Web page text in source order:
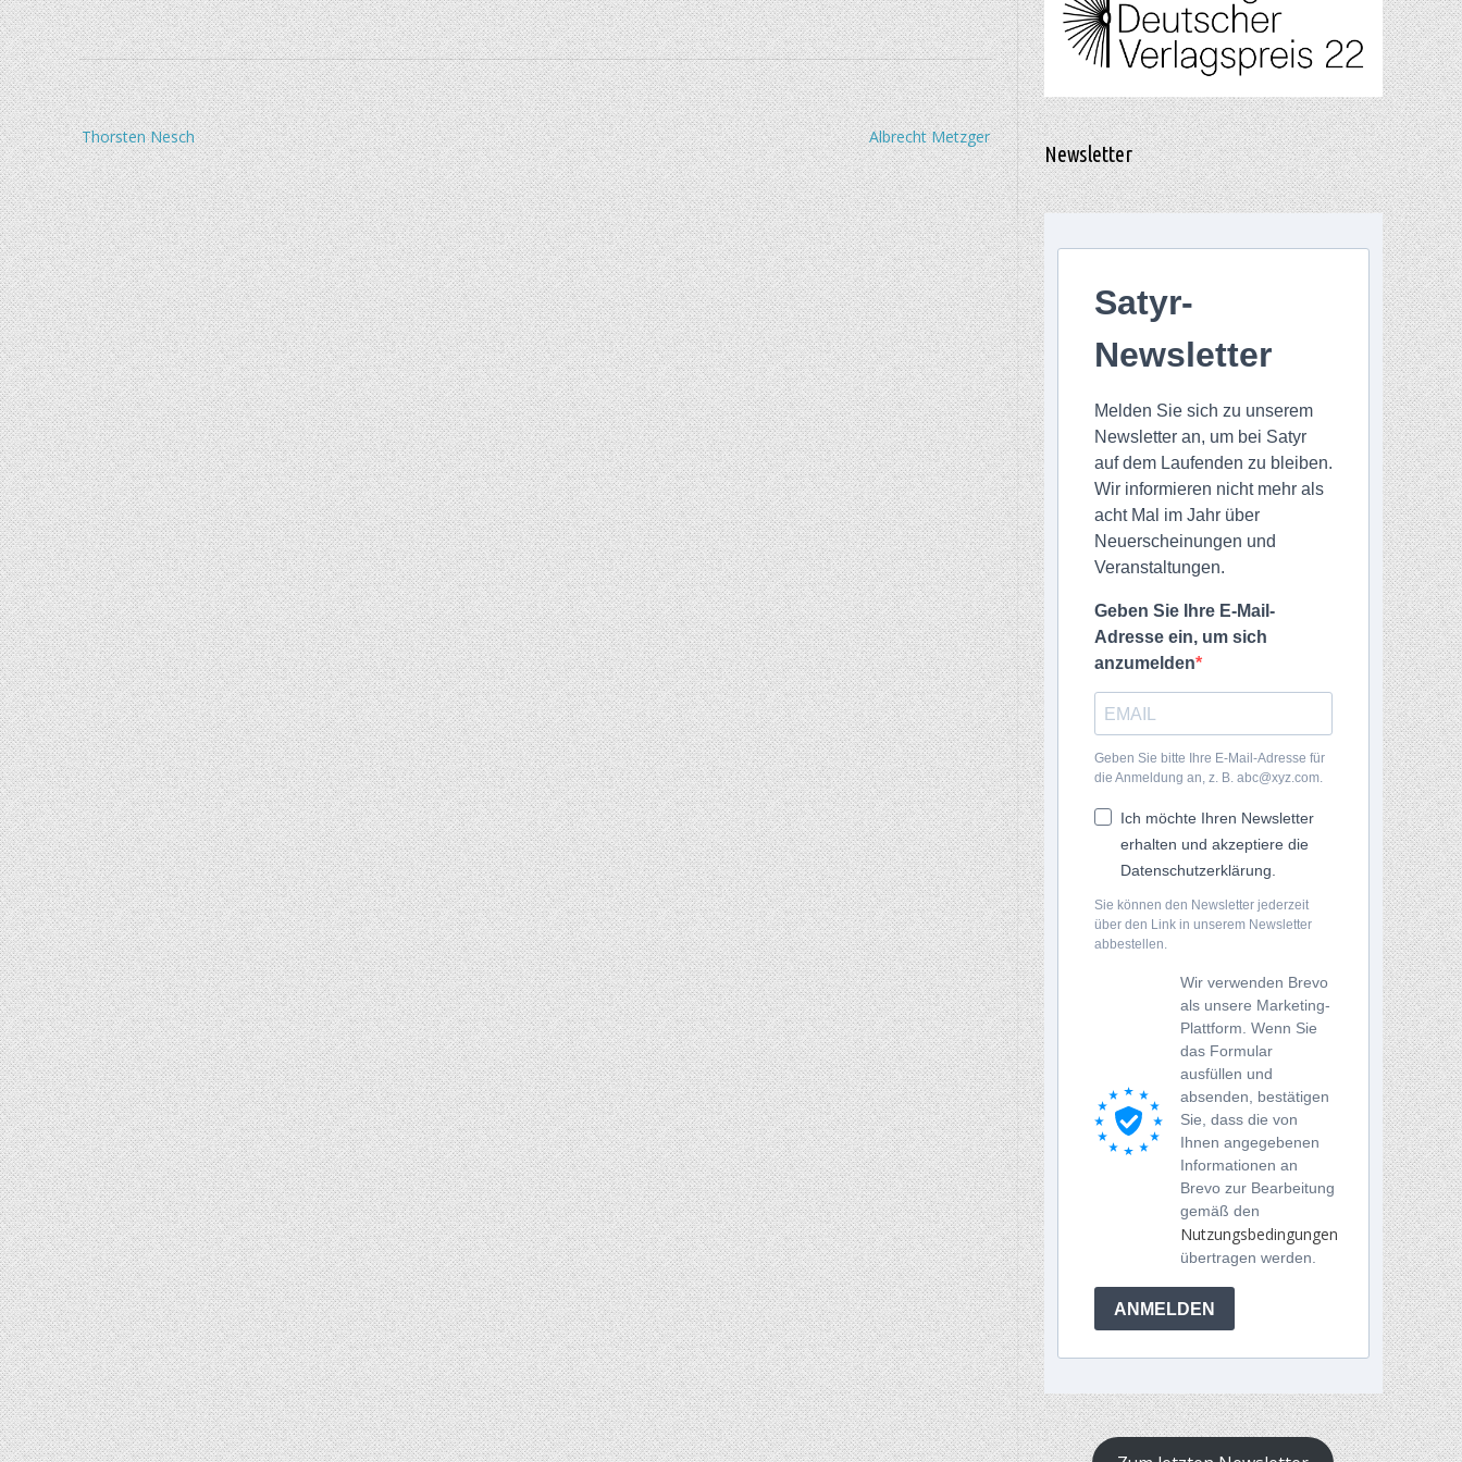
Beitragsnavigation
Albrecht Metzger
Thorsten Nesch
Newsletter
Satyr-
Newsletter
Melden Sie sich zu unserem
Newsletter an, um bei Satyr
auf dem Laufenden zu bleiben.
Wir informieren nicht mehr als
acht Mal im Jahr über
Neuerscheinungen und
Veranstaltungen.
Geben Sie Ihre E-Mail-
Adresse ein, um sich
anzumelden
Geben Sie bitte Ihre E-Mail-Adresse für
die Anmeldung an, z. B. abc@xyz.com.
Ich möchte Ihren Newsletter
erhalten und akzeptiere die
Datenschutzerklärung.
Sie können den Newsletter jederzeit
über den Link in unserem Newsletter
abbestellen.
Wir verwenden Brevo
als unsere Marketing-
Plattform. Wenn Sie
das Formular
ausfüllen und
absenden, bestätigen
Sie, dass die von
Ihnen angegebenen
Informationen an
Brevo zur Bearbeitung
gemäß den
Nutzungsbedingungen
übertragen werden.
ANMELDEN